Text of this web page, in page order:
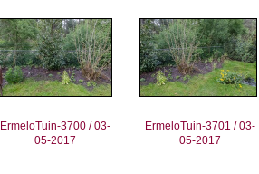
ErmeloTuin-3700 / 03-
05-2017
ErmeloTuin-3701 / 03-
05-2017